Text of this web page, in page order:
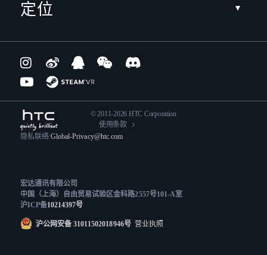
定位
© 2011-2026 HTC Corporation
使用条款
隐私联络:Global-Privacy@htc.com
宏达通讯有限公司
中国（上海）自由贸易试验区金科路2557号101-A室
沪ICP备10214397号
沪公网安备 31011502018946号营业执照